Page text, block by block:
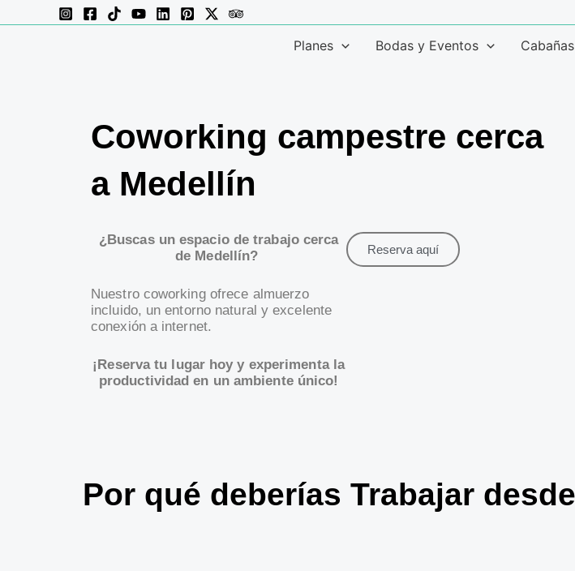
Planes Bodas y Eventos
Coworking campestre cerca
a Medellín
¿Buscas un espacio de trabajo cerca
de Medellín?
Nuestro coworking ofrece almuerzo
incluido, un entorno natural y excelente
conexión a internet.
¡Reserva tu lugar hoy y experimenta la
productividad en un ambiente único!
Reserva aquí
Por qué deberías Trabajar